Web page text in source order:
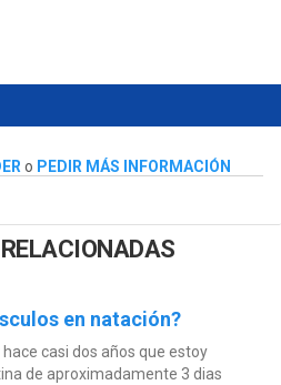
o PEDIR MÁS INFORMACIÓN
en natación?
casi dos años que estoy
de aproximadamente 3 dias